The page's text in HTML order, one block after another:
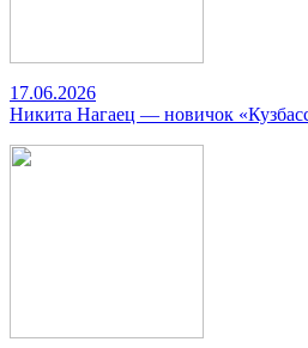
17.06.2026
Никита Нагаец — новичок